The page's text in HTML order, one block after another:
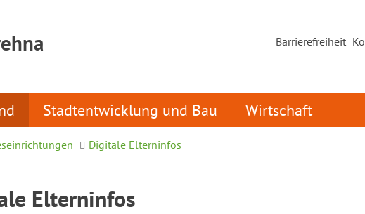
Barrierefreiheit
Stadtentwicklung und Bau Wirtschaft
Digitale Elterninfos
Elterninfos